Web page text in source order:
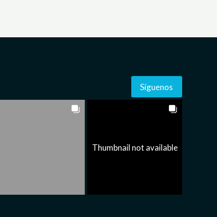
Síguenos
Thumbnail not available